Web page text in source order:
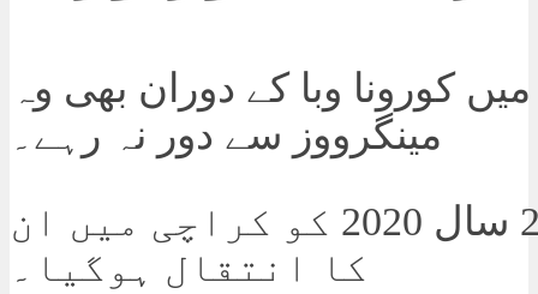
2020 میں کورونا وبا کے دوران بھی وہ
مینگرووز سے دور نہ رہے۔
دسمبر 29 سال 2020 کو کراچی میں ان
کا انتقال ہوگیا۔